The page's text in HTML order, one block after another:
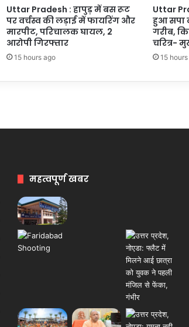
Uttar Pradesh : हापुड़ में बस रूट
पर वर्चस्व की लड़ाई में फायरिंग और
मारपीट, परिचालक घायल, 2
आरोपी गिरफ्तार
15 hours ago
Uttar
हुआ सपा
गरीब,
चरित्र-
15
महत्वपूर्ण खबर